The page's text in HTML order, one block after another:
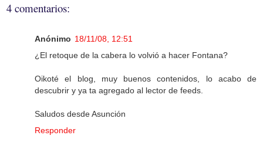
4 comentarios:
Anónimo 18/11/08, 12:51
¿El retoque de la cabera lo volvió a hacer Fontana?
Oikoté el blog, muy buenos contenidos, lo acabo de
descubrir y ya ta agregado al lector de feeds.
Saludos desde Asunción
Responder